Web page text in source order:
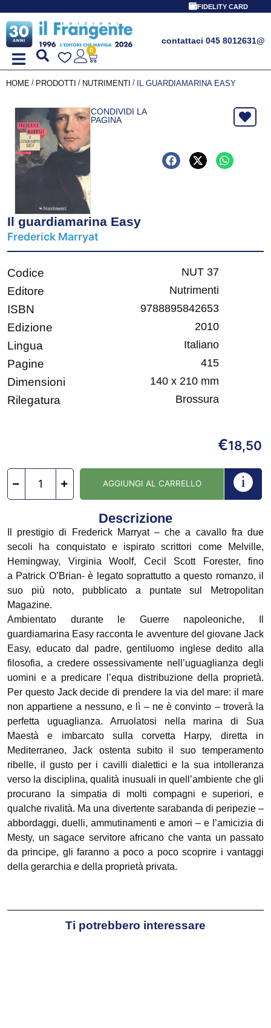
FIDELITY CARD
contattaci 045 8012631@
0
HOME / PRODOTTI / NUTRIMENTI / IL GUARDIAMARINA EASY
CONDIVIDI LA
PAGINA
Il guardiamarina Easy
Frederick Marryat
Codice NUT 37
Editore Nutrimenti
ISBN 9788895842653
Edizione 2010
Lingua Italiano
Pagine 415
Dimensioni 140 x 210 mm
Rilegatura Brossura
€18,50
AGGIUNGI AL CARRELLO
Descrizione
Il prestigio di Frederick Marryat – che a cavallo fra due
secoli ha conquistato e ispirato scrittori come Melville,
Hemingway, Virginia Woolf, Cecil Scott Forester, fino
a Patrick O’Brian- è legato soprattutto a questo romanzo, il
suo più noto, pubblicato a puntate sul Metropolitan
Magazine.
Ambientato durante le Guerre napoleoniche, Il
guardiamarina Easy racconta le avventure del giovane Jack
Easy, educato dal padre, gentiluomo inglese dedito alla
filosofia, a credere ossessivamente nell’uguaglianza degli
uomini e a predicare l’equa distribuzione della proprietà.
Per questo Jack decide di prendere la via del mare: il mare
non appartiene a nessuno, e lì – ne è convinto – troverà la
perfetta uguaglianza. Arruolatosi nella marina di Sua
Maestà e imbarcato sulla corvetta Harpy, diretta in
Mediterraneo, Jack ostenta subito il suo temperamento
ribelle, il gusto per i cavilli dialettici e la sua intolleranza
verso la disciplina, qualità inusuali in quell’ambiente che gli
procurano la simpatia di molti compagni e superiori, e
qualche rivalità. Ma una divertente sarabanda di peripezie –
abbordaggi, duelli, ammutinamenti e amori – e l’amicizia di
Mesty, un sagace servitore africano che vanta un passato
da principe, gli faranno a poco a poco scoprire i vantaggi
della gerarchia e della proprietà privata.
Ti potrebbero interessare